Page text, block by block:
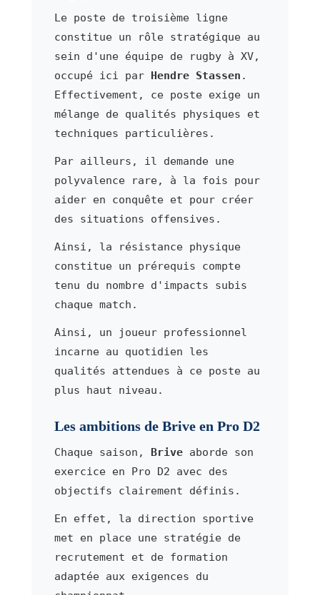
Le poste de troisième ligne
constitue un rôle stratégique au
sein d'une équipe de rugby à XV,
occupé ici par Hendre Stassen .
Effectivement, ce poste exige un
mélange de qualités physiques et
techniques particulières.
Par ailleurs, il demande une
polyvalence rare, à la fois pour
aider en conquête et pour créer
des situations offensives.
Ainsi, la résistance physique
constitue un prérequis compte
tenu du nombre d'impacts subis
chaque match.
Ainsi, un joueur professionnel
incarne au quotidien les
qualités attendues à ce poste au
plus haut niveau.
Les ambitions de Brive en Pro D2
Chaque saison, Briveaborde son
exercice en Pro D2 avec des
objectifs clairement définis.
En effet, la direction sportive
met en place une stratégie de
recrutement et de formation
adaptée aux exigences du